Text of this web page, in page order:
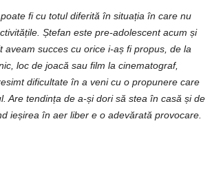
fi cu totul diferită în situația în care nu
Ștefan este pre-adolescent acum și
aveam succes cu orice i-aș fi propus, de la
loc de joacă sau film la cinematograf,
dificultate în a veni cu o propunere care
Are tendința de a-și dori să stea în casă și de
ieșirea în aer liber e o adevărată provocare.